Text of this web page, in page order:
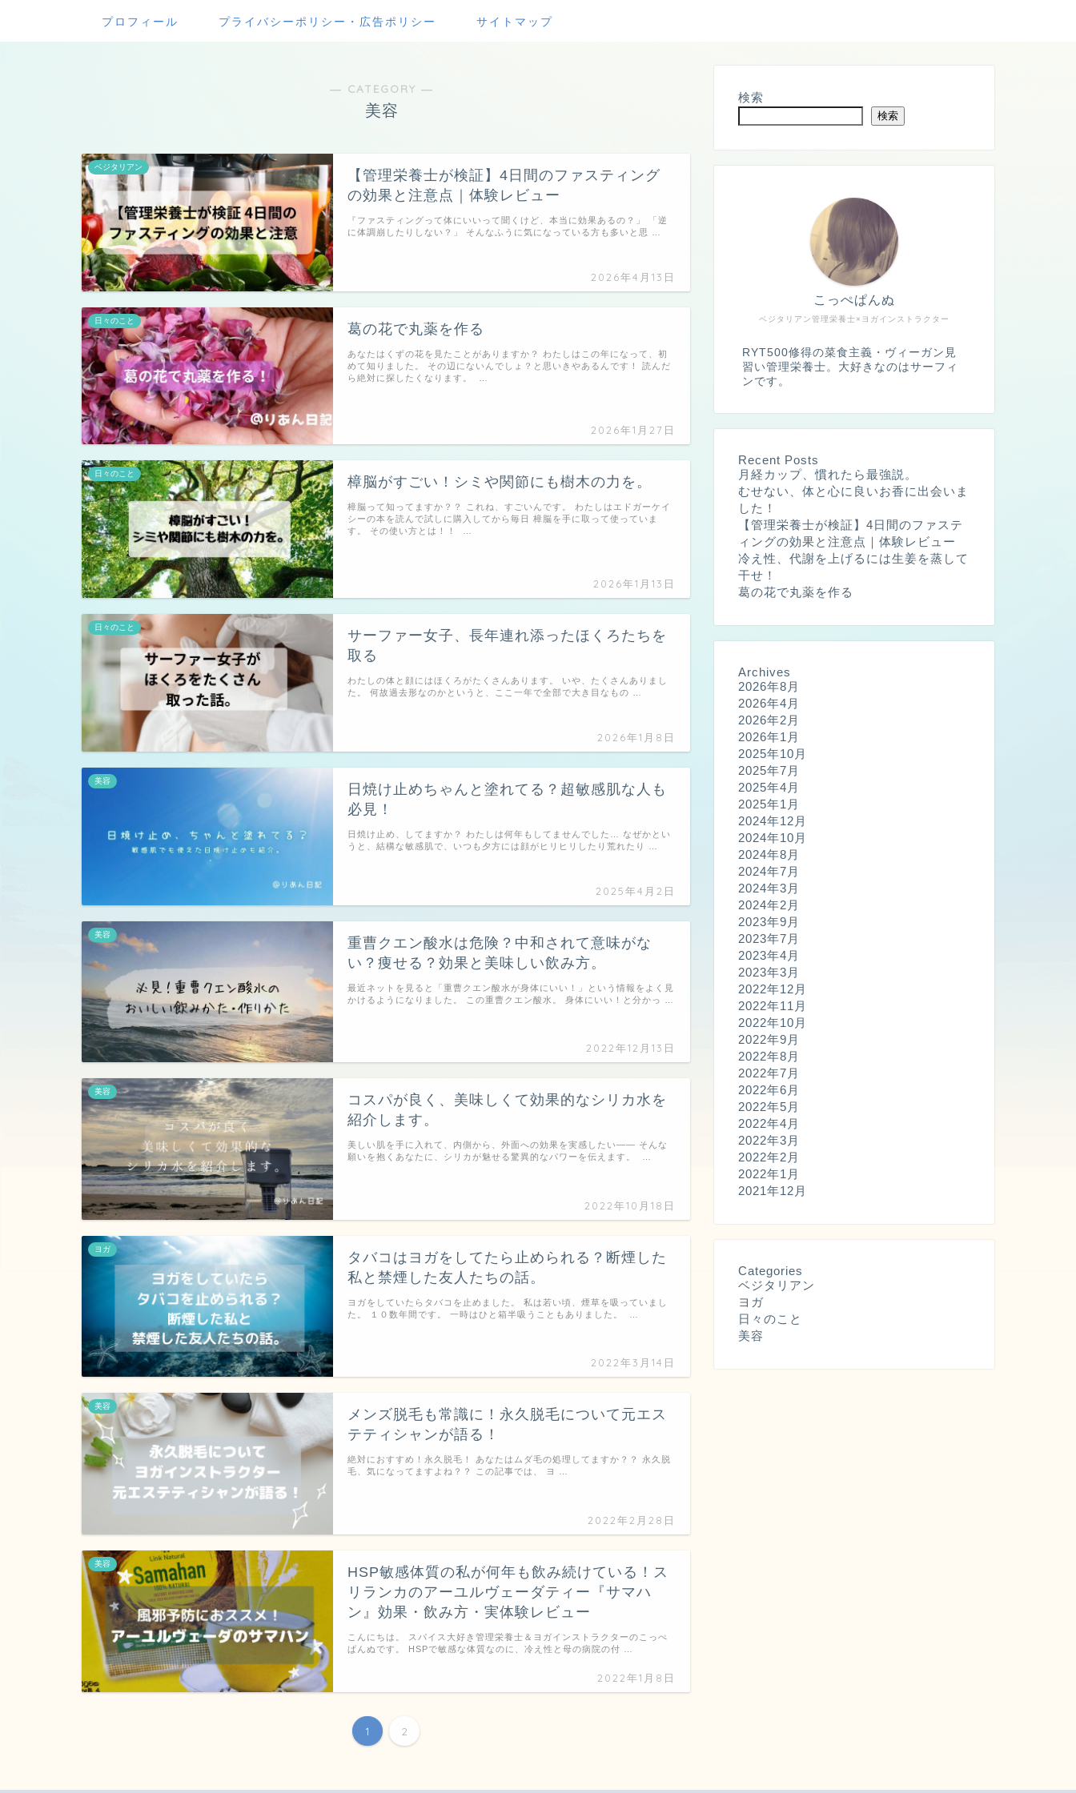
プロフィール プライバシーポリシー・広告ポリシー サイトマップ
― CATEGORY ―
美容
ベジタリアン
【管理栄養士が検証】4日間のファスティング
の効果と注意点｜体験レビュー
2026年4月13日
『ファスティングって体にいいって聞くけど、本当に効果あるの？」 「逆
に体調崩したりしない？」 そんなふうに気になっている方も多いと思 …
日々のこと
葛の花で丸薬を作る
2026年1月27日
あなたはくずの花を見たことがありますか？ わたしはこの年になって、初
めて知りました。 その辺にないんでしょ？と思いきやあるんです！ 読んだ
ら絶対に探したくなります。 …
日々のこと
樟脳がすごい！シミや関節にも樹木の力を。
2026年1月13日
樟脳って知ってますか？？ これね、すごいんです。 わたしはエドガーケイ
シーの本を読んで試しに購入してから毎日 樟脳を手に取って使っていま
す。 その使い方とは！！ …
日々のこと
サーファー女子、長年連れ添ったほくろたちを
取る
2026年1月8日
わたしの体と顔にはほくろがたくさんあります。 いや、たくさんありまし
た。 何故過去形なのかというと、ここ一年で全部で大き目なもの …
美容
日焼け止めちゃんと塗れてる？超敏感肌な人も
必見！
2025年4月2日
日焼け止め、してますか？ わたしは何年もしてませんでした… なぜかとい
うと、結構な敏感肌で、いつも夕方には顔がヒリヒリしたり荒れたり …
美容
重曹クエン酸水は危険？中和されて意味がな
い？痩せる？効果と美味しい飲み方。
2022年12月13日
最近ネットを見ると「重曹クエン酸水が身体にいい！」という情報をよく見
かけるようになりました。 この重曹クエン酸水。 身体にいい！と分かっ …
美容
コスパが良く、美味しくて効果的なシリカ水を
紹介します。
2022年10月18日
美しい肌を手に入れて、内側から、外面への効果を実感したい―― そんな
願いを抱くあなたに、シリカが魅せる驚異的なパワーを伝えます。 …
ヨガ
タバコはヨガをしてたら止められる？断煙した
私と禁煙した友人たちの話。
2022年3月14日
ヨガをしていたらタバコを止めました。 私は若い頃、煙草を吸っていまし
た。 １０数年間です。 一時はひと箱半吸うこともありました。 …
美容
メンズ脱毛も常識に！永久脱毛について元エス
テティシャンが語る！
2022年2月28日
絶対におすすめ！永久脱毛！ あなたはムダ毛の処理してますか？？ 永久脱
毛、気になってますよね？？ この記事では、 ヨ …
美容
HSP敏感体質の私が何年も飲み続けている！ス
リランカのアーユルヴェーダティー『サマハ
ン』効果・飲み方・実体験レビュー
2022年1月8日
こんにちは。 スパイス大好き管理栄養士＆ヨガインストラクターのこっぺ
ぱんぬです。 HSPで敏感な体質なのに、冷え性と母の病院の付 …
1 2
検索
検索
ベジタリアン管理栄養士×ヨガインストラクター
こっぺぱんぬ
RYT500修得の菜食主義・ヴィーガン見
習い管理栄養士。大好きなのはサーフィ
ンです。
Recent Posts
月経カップ、慣れたら最強説。
むせない、体と心に良いお香に出会いま
した！
【管理栄養士が検証】4日間のファステ
ィングの効果と注意点｜体験レビュー
冷え性、代謝を上げるには生姜を蒸して
干せ！
葛の花で丸薬を作る
Archives
2026年8月
2026年4月
2026年2月
2026年1月
2025年10月
2025年7月
2025年4月
2025年1月
2024年12月
2024年10月
2024年8月
2024年7月
2024年3月
2024年2月
2023年9月
2023年7月
2023年4月
2023年3月
2022年12月
2022年11月
2022年10月
2022年9月
2022年8月
2022年7月
2022年6月
2022年5月
2022年4月
2022年3月
2022年2月
2022年1月
2021年12月
Categories
ベジタリアン
ヨガ
日々のこと
美容